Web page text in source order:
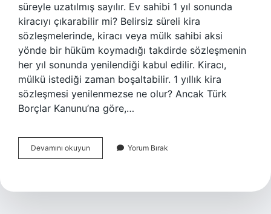
süreyle uzatılmış sayılır. Ev sahibi 1 yıl sonunda
kiracıyı çıkarabilir mi? Belirsiz süreli kira
sözleşmelerinde, kiracı veya mülk sahibi aksi
yönde bir hüküm koymadığı takdirde sözleşmenin
her yıl sonunda yenilendiği kabul edilir. Kiracı,
mülkü istediği zaman boşaltabilir. 1 yıllık kira
sözleşmesi yenilenmezse ne olur? Ancak Türk
Borçlar Kanunu’na göre,…
Devamını okuyun
Yıllık
Kiracı
Yorum Bırak